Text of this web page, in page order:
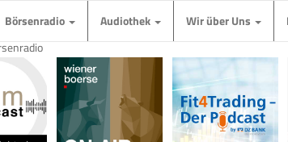
Börsenradio Audiothek Wir über Uns